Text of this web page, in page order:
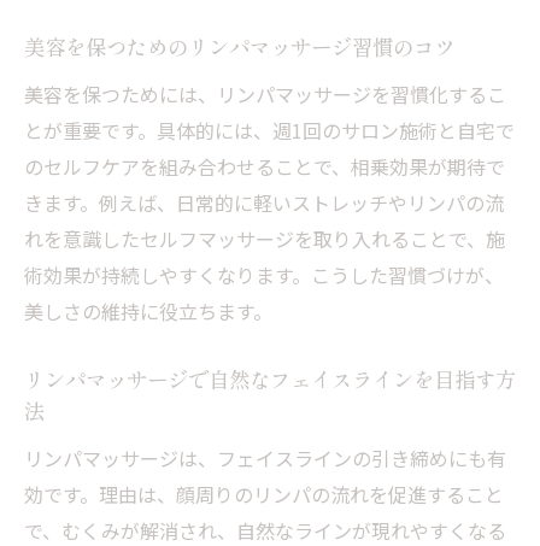
毎日の生活に活かせるリンパマッサージの
ポイント
健やかさを守るリンパマッサージの取り入
れ方
リンパマッサージで美と健康を叶える実践
的アイデア
日々のリズムに合わせたリンパマッサージ
の工夫
美容を保つためのリンパマッサージ習慣のコツ
美容を保つためには、リンパマッサージを習慣化するこ
とが重要です。具体的には、週1回のサロン施術と自宅で
のセルフケアを組み合わせることで、相乗効果が期待で
きます。例えば、日常的に軽いストレッチやリンパの流
れを意識したセルフマッサージを取り入れることで、施
術効果が持続しやすくなります。こうした習慣づけが、
美しさの維持に役立ちます。
リンパマッサージで自然なフェイスラインを目指す方
法
リンパマッサージは、フェイスラインの引き締めにも有
効です。理由は、顔周りのリンパの流れを促進すること
で、むくみが解消され、自然なラインが現れやすくなる